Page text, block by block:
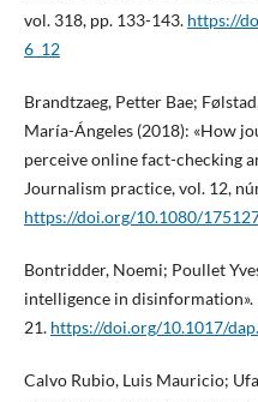
vol. 318, pp. 133-143. https://
6_12
Brandtzaeg, Petter Bae;
María-Ángeles (2018): «How
perceive online fact-checking
Journalism practice, vol. 12,
https://doi.org/10.1080/
Bontridder, Noemi; Poullet
intelligence in disinformation».
21. https://doi.org/10.1017/
Calvo Rubio, Luis Mauricio;